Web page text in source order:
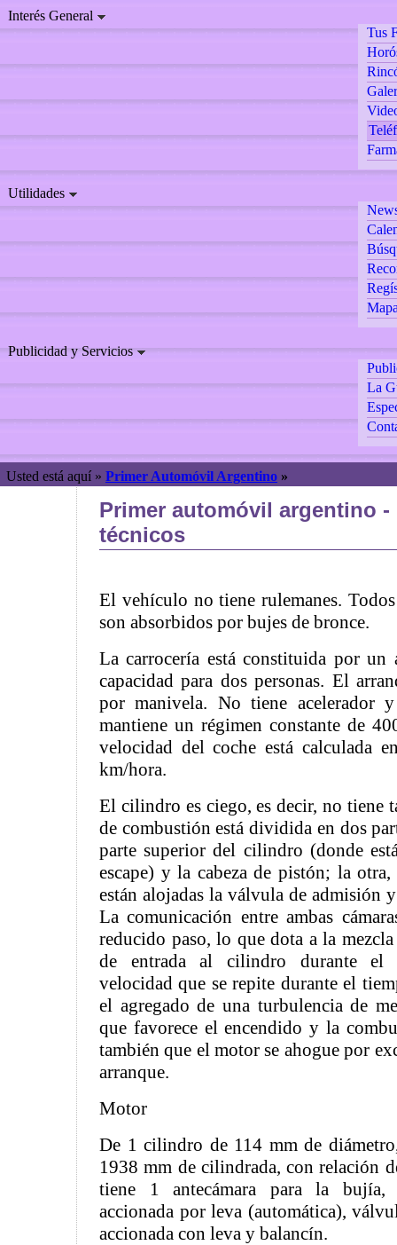
Interés General
Tus
Utilidades
Publicidad y Servicios
La
Usted está aquí » Primer Automóvil Argentino »
Primer automóvil argentino -
técnicos
El vehículo no tiene rulemanes.
son absorbidos por bujes de bronce.
La carrocería está constituida por un
capacidad para dos personas. El
por manivela. No tiene acelerador
mantiene un régimen constante de
velocidad del coche está calculada
km/hora.
El cilindro es ciego, es decir, no tiene
de combustión está dividida en dos
parte superior del cilindro (donde
escape) y la cabeza de pistón; la otra,
están alojadas la válvula de admisión
La comunicación entre ambas
reducido paso, lo que dota a la
de entrada al cilindro durante el
velocidad que se repite durante el
el agregado de una turbulencia de
que favorece el encendido y la
también que el motor se ahogue por
arranque.
Motor
De 1 cilindro de 114 mm de
1938 mm de cilindrada, con relación
tiene 1 antecámara para la bujía,
accionada por leva (automática),
accionada con leva y balancín.